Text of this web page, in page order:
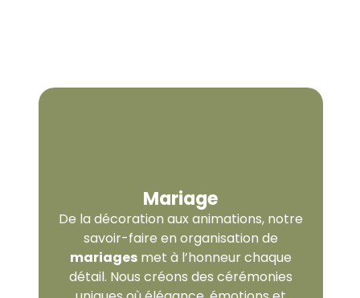
Mariage
De la décoration aux animations, notre
savoir-faire en organisation de
mariagesmet à l’honneur chaque
détail. Nous créons des cérémonies